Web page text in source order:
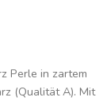
Perle in zartem
(Qualität A). Mit